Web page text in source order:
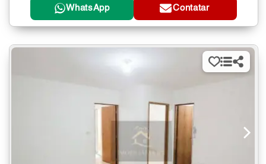
WhatsApp Contatar